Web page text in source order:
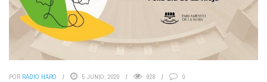
POR RADIO HARO 5 JUNIO, 2020 928 0